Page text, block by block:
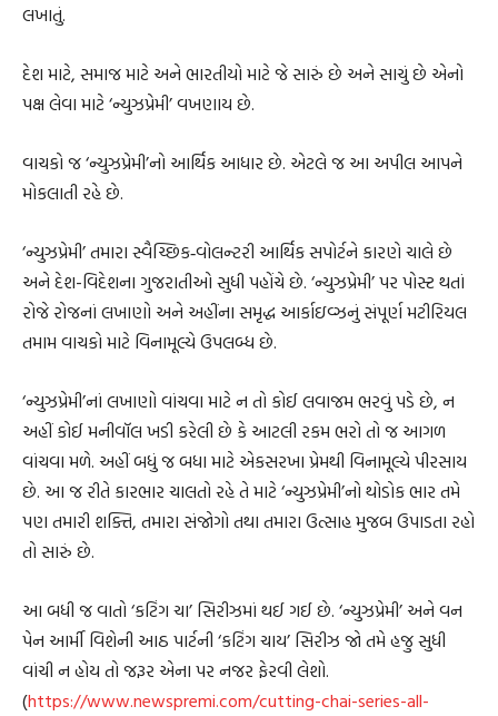
લખાતું.
દેશ માટે, સમાજ માટે અને ભારતીયો માટે જે સારું છે અને સાચું છે એનો
પક્ષ લેવા માટે ‘ન્યુઝપ્રેમી’ વખણાય છે.
વાચકો જ ‘ન્યુઝપ્રેમી’નો આર્થિક આધાર છે. એટલે જ આ અપીલ આપને
મોકલાતી રહે છે.
‘ન્યુઝપ્રેમી’ તમારા સ્વૈચ્છિક‐વોલન્ટરી આર્થિક સપોર્ટને કારણે ચાલે છે
અને દેશ-વિદેશના ગુજરાતીઓ સુધી પહોંચે છે. ‘ન્યુઝપ્રેમી’ પર પોસ્ટ થતાં
રોજે રોજનાં લખાણો અને અહીંના સમૃદ્ધ આર્કાઇવ્ઝનું સંપૂર્ણ મટીરિયલ
તમામ વાચકો માટે વિનામૂલ્યે ઉપલબ્ધ છે.
‘ન્યુઝપ્રેમી’નાં લખાણો વાંચવા માટે ન તો કોઈ લવાજમ ભરવું પડે છે, ન
અહીં કોઈ મનીવૉલ ખડી કરેલી છે કે આટલી રકમ ભરો તો જ આગળ
વાંચવા મળે. અહીં બધું જ બધા માટે એકસરખા પ્રેમથી વિનામૂલ્યે પીરસાય
છે. આ જ રીતે કારભાર ચાલતો રહે તે માટે ‘ન્યુઝપ્રેમી’નો થોડોક ભાર તમે
પણ તમારી શક્તિ, તમારા સંજોગો તથા તમારા ઉત્સાહ મુજબ ઉપાડતા રહો
તો સારું છે.
આ બધી જ વાતો ‘કટિંગ ચા’ સિરીઝમાં થઈ ગઈ છે. ‘ન્યુઝપ્રેમી’ અને વન
પેન આર્મી વિશેની આઠ પાર્ટની ‘કટિંગ ચાય’ સિરીઝ જો તમે હજુ સુધી
વાંચી ન હોય તો જરૂર એના પર નજર ફેરવી લેશો.
(https://www.newspremi.com/cutting-chai-series-all-